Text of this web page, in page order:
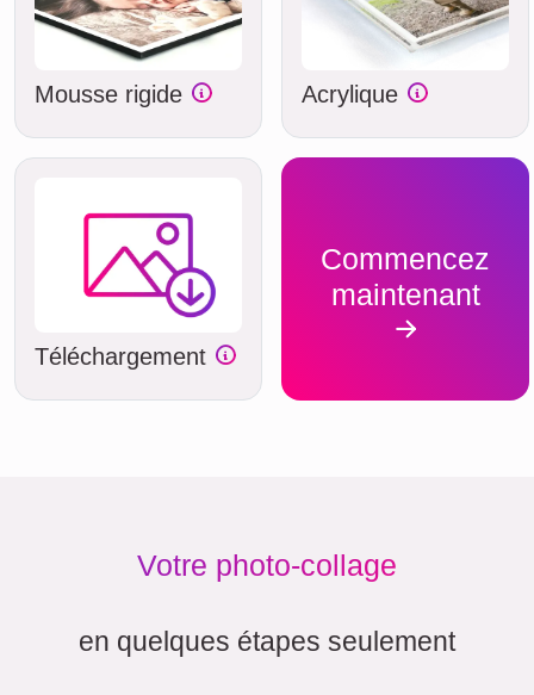
Mousse rigide Acrylique
Téléchargement
Commencez
maintenant
Votre photo-collage
en quelques étapes seulement